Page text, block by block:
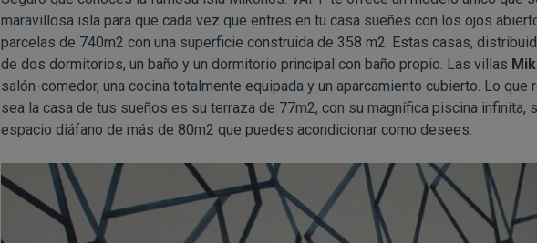
maravillosa isla para que cada vez que entres en tu casa sueñes con los ojos
parcelas de 740m2 con una superficie construida de 358 m2. Estas casas,
de dos dormitorios, un baño y un dormitorio principal con baño propio. Las villas
salón-comedor, una cocina totalmente equipada y un aparcamiento cubierto. Lo
sea la casa de tus sueños es su terraza de 77m2, con su magnífica piscina infinita,
espacio diáfano de más de 80m2 que puedes acondicionar como desees.